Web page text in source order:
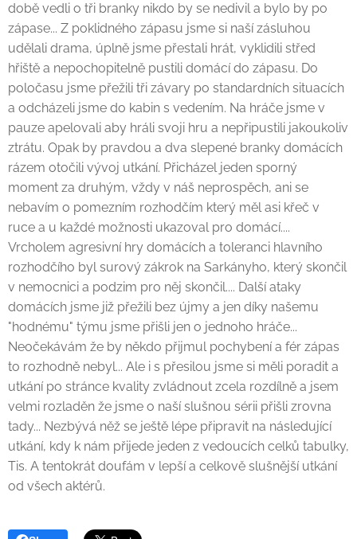
době vedli o tři branky nikdo by se nedivil a bylo by po
zápase... Z poklidného zápasu jsme si naší zásluhou
udělali drama, úplně jsme přestali hrát, vyklidili střed
hřiště a nepochopitelně pustili domácí do zápasu. Do
poločasu jsme přežili tři závary po standardních situacích
a odcházeli jsme do kabin s vedením. Na hráče jsme v
pauze apelovali aby hráli svoji hru a nepřipustili jakoukoliv
ztrátu. Opak by pravdou a dva slepené branky domácích
rázem otočili vývoj utkání. Přicházel jeden sporný
moment za druhým, vždy v náš neprospěch, ani se
nebavím o pomezním rozhodčím který měl asi křeč v
ruce a u každé možnosti ukazoval pro domácí....
Vrcholem agresivní hry domácích a toleranci hlavního
rozhodčího byl surový zákrok na Sarkányho, který skončil
v nemocnici a podzim pro něj skončil.... Další ataky
domácích jsme již přežili bez újmy a jen díky našemu
"hodnému" týmu jsme přišli jen o jednoho hráče...
Neočekávám že by někdo přijmul pochybení a fér zápas
to rozhodně nebyl... Ale i s přesilou jsme si měli poradit a
utkání po stránce kvality zvládnout zcela rozdílně a jsem
velmi rozladěn že jsme o naší slušnou sérii přišli zrovna
tady... Nezbývá něž se ještě lépe připravit na následující
utkání, kdy k nám přijede jeden z vedoucích celků tabulky,
Tis. A tentokrát doufám v lepší a celkově slušnější utkání
od všech aktérů.